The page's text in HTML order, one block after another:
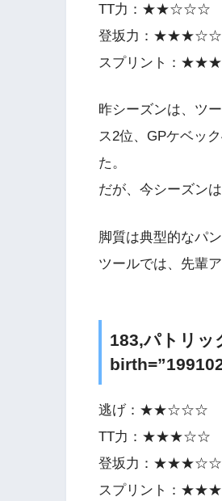
TT力：★★☆☆☆
登坂力：★★★☆☆
スプリント：
昨シーズンは、ツ
ス2位、GPケベッ
た。
だが、今シーズン
脚質は典型的なパ
ツールでは、先輩
183,パトリッ
逃げ：★★☆☆☆
TT力：★★★☆☆
登坂力：★★★☆☆
スプリント：